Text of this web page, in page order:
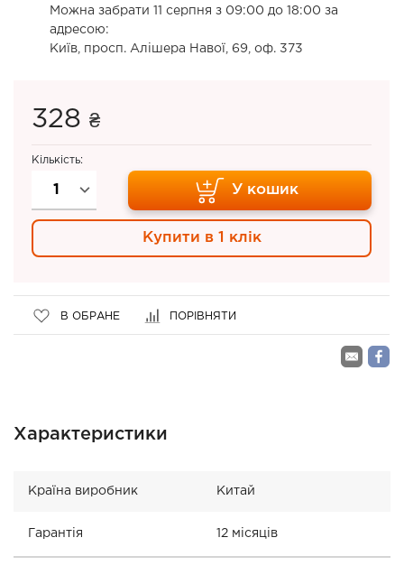
Можна забрати 11 серпня з 09:00 до 18:00 за
адресою:
Київ, просп. Алішера Навої, 69, оф. 373
328 ₴
Кількість:
У кошик
Купити в 1 клік
В ОБРАНЕ ПОРІВНЯТИ
Характеристики
Країна виробник Китай
Гарантія 12 місяців